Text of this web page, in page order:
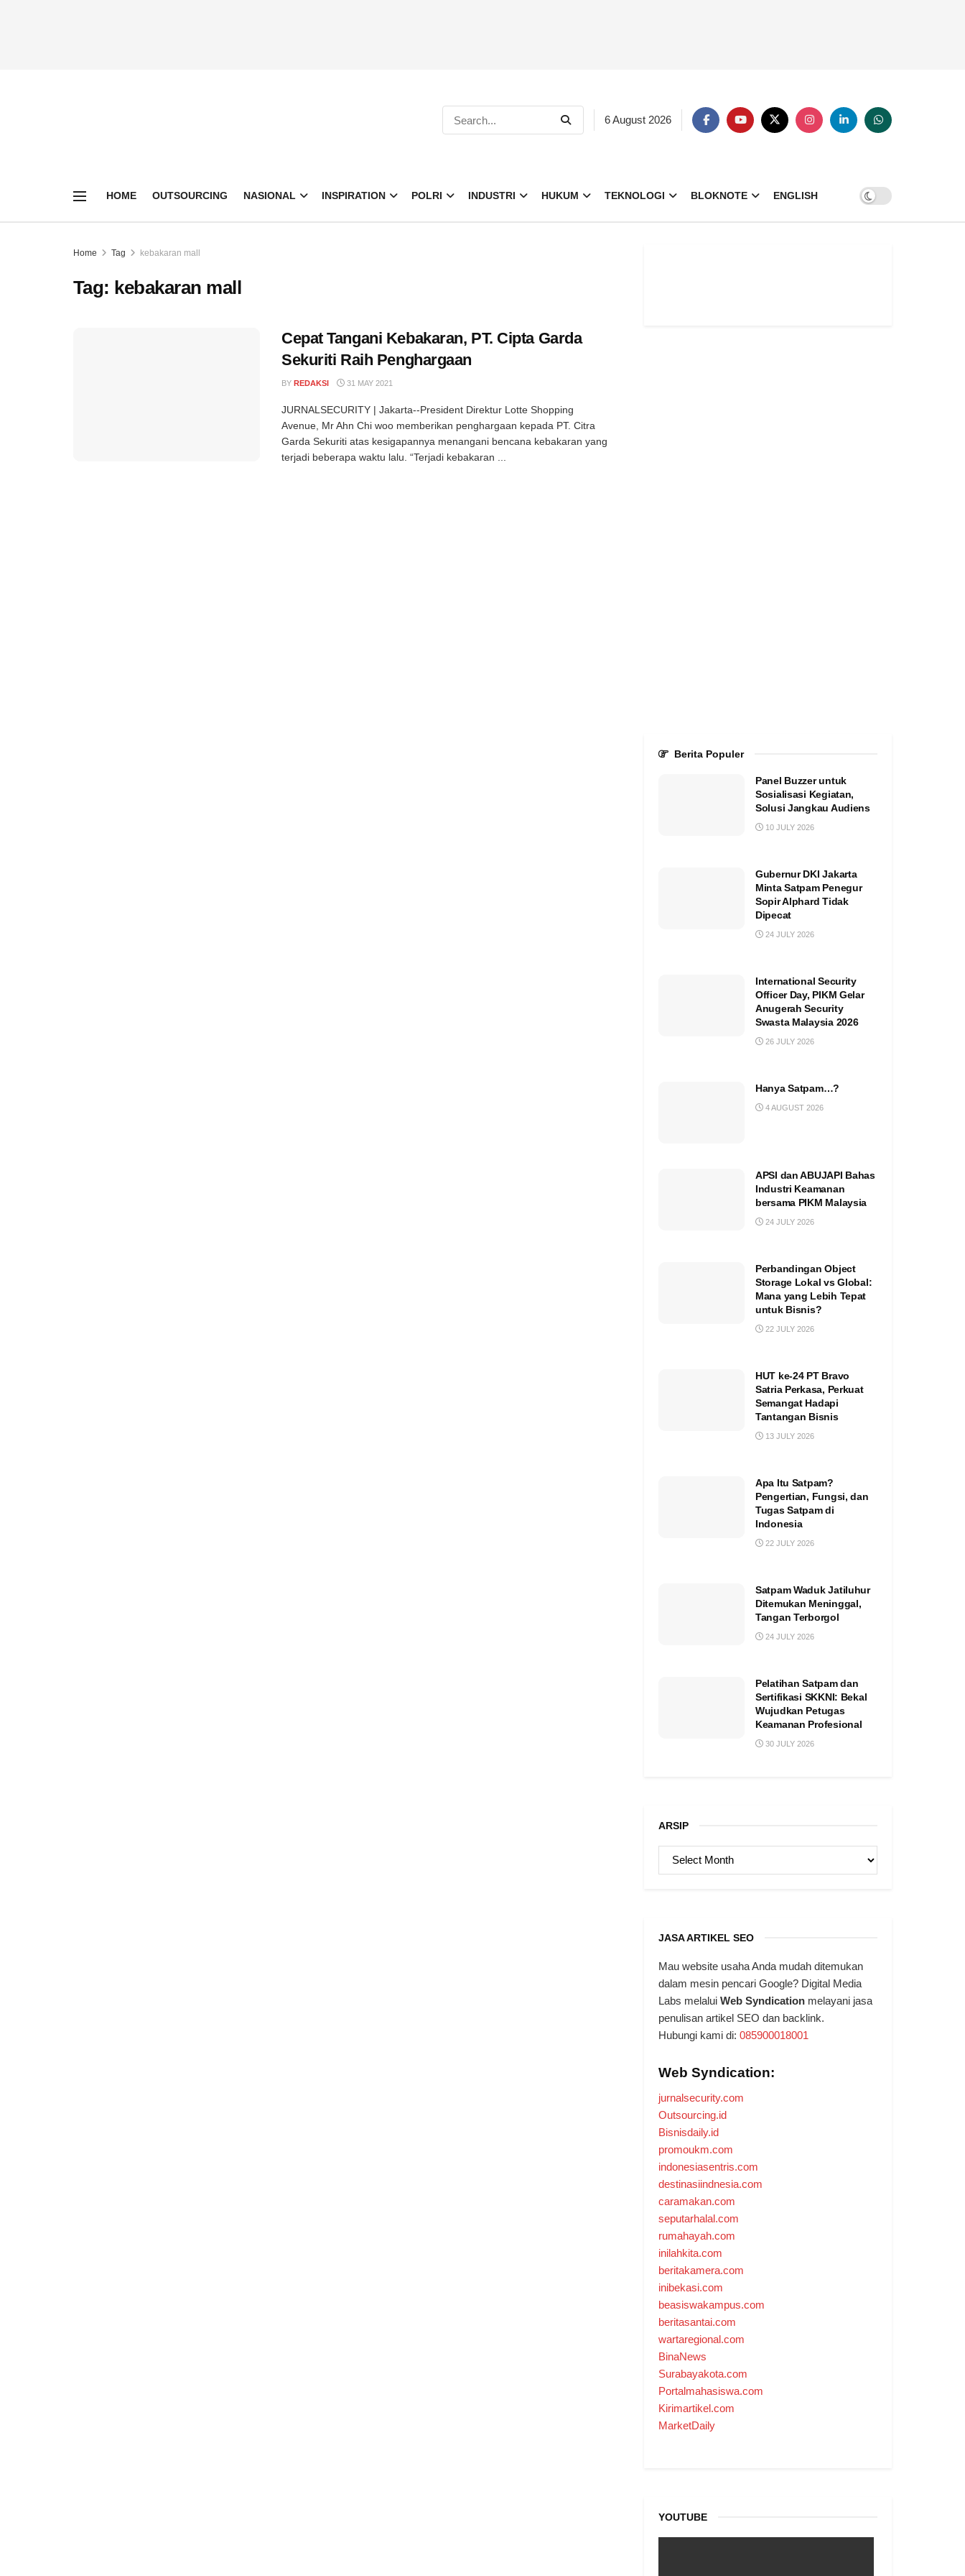
6 August 2026
HOME OUTSOURCING NASIONAL INSPIRATION POLRI INDUSTRI HUKUM TEKNOLOGI BLOKNOTE ENGLISH
Home Tag kebakaran mall
Tag: kebakaran mall
Cepat Tangani Kebakaran, PT. Cipta Garda
Sekuriti Raih Penghargaan
BY REDAKSI 31 MAY 2021
JURNALSECURITY | Jakarta--President Direktur Lotte Shopping
Avenue, Mr Ahn Chi woo memberikan penghargaan kepada PT. Citra
Garda Sekuriti atas kesigapannya menangani bencana kebakaran yang
terjadi beberapa waktu lalu. “Terjadi kebakaran ...
Berita Populer
Panel Buzzer untuk
Sosialisasi Kegiatan,
Solusi Jangkau Audiens
10 JULY 2026
Gubernur DKI Jakarta
Minta Satpam Penegur
Sopir Alphard Tidak
Dipecat
24 JULY 2026
International Security
Officer Day, PIKM Gelar
Anugerah Security
Swasta Malaysia 2026
26 JULY 2026
Hanya Satpam…?
4 AUGUST 2026
APSI dan ABUJAPI Bahas
Industri Keamanan
bersama PIKM Malaysia
24 JULY 2026
Perbandingan Object
Storage Lokal vs Global:
Mana yang Lebih Tepat
untuk Bisnis?
22 JULY 2026
HUT ke-24 PT Bravo
Satria Perkasa, Perkuat
Semangat Hadapi
Tantangan Bisnis
13 JULY 2026
Apa Itu Satpam?
Pengertian, Fungsi, dan
Tugas Satpam di
Indonesia
22 JULY 2026
Satpam Waduk Jatiluhur
Ditemukan Meninggal,
Tangan Terborgol
24 JULY 2026
Pelatihan Satpam dan
Sertifikasi SKKNI: Bekal
Wujudkan Petugas
Keamanan Profesional
30 JULY 2026
ARSIP
ARSIP
JASA ARTIKEL SEO
Mau website usaha Anda mudah ditemukan
dalam mesin pencari Google? Digital Media
Labs melalui Web Syndication melayani jasa
penulisan artikel SEO dan backlink.
Hubungi kami di: 085900018001
Web Syndication:
jurnalsecurity.com
Outsourcing.id
Bisnisdaily.id
promoukm.com
indonesiasentris.com
destinasiindnesia.com
caramakan.com
seputarhalal.com
rumahayah.com
inilahkita.com
beritakamera.com
inibekasi.com
beasiswakampus.com
beritasantai.com
wartaregional.com
BinaNews
Surabayakota.com
Portalmahasiswa.com
Kirimartikel.com
MarketDaily
YOUTUBE